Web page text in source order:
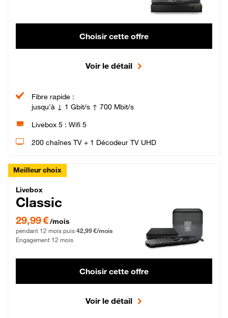
Choisir cette offre
Voir le détail
Fibre rapide :
jusqu'à ↓ 1 Gbit/s ↑ 700 Mbit/s
Livebox 5 : Wifi 5
200 chaînes TV + 1 Décodeur TV UHD
Meilleur choix
Livebox Classic Fibre
Livebox
Classic
29,99 € par mois pendant 12 mois puis 42,99 € par mois, Engagement 12 mois
29,99 €/mois
pendant 12 mois puis 42,99 €/mois
Engagement 12 mois
Choisir cette offre
Voir le détail